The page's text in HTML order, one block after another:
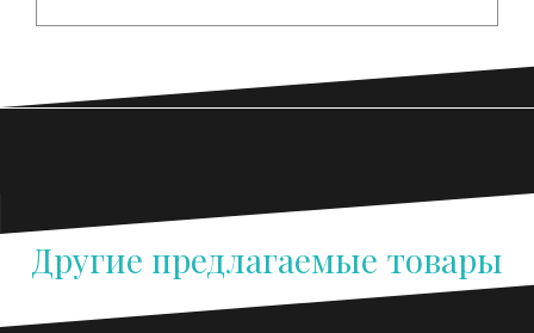
Другие предлагаемые товары